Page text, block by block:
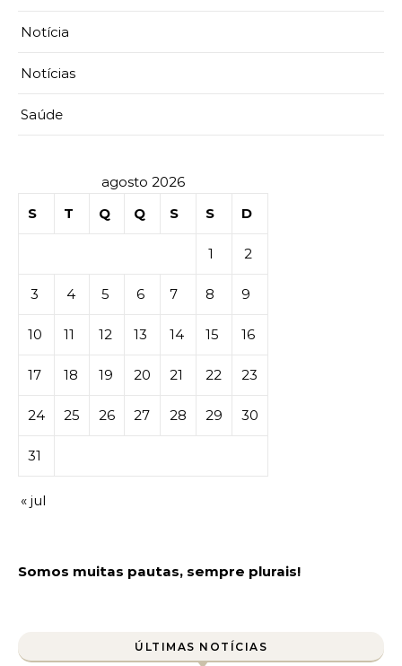
Notícia
Notícias
Saúde
agosto 2026
S
T Q Q S S D
1 2
3 4 5 6 7 8 9
10 11 12 13 14 15 16
17 18 19 20 21 22 23
24 25 26 27 28 29 30
31
« jul
Somos muitas pautas, sempre plurais!
ÚLTIMAS NOTÍCIAS